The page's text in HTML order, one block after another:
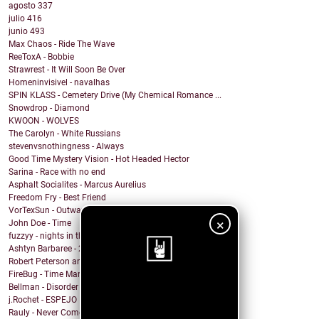
×
agosto 337
julio 416
junio 493
Max Chaos - Ride The Wave
ReeToxA - Bobbie
Strawrest - It Will Soon Be Over
Homeninvisivel - navalhas
SPIN KLASS - Cemetery Drive (My Chemical Romance ...
Snowdrop - Diamond
KWOON - WOLVES
The Carolyn - White Russians
stevenvsnothingness - Always
Good Time Mystery Vision - Hot Headed Hector
Sarina - Race with no end
Asphalt Socialites - Marcus Aurelius
Freedom Fry - Best Friend
VorTexSun - Outward Spinning
John Doe - Time
fuzzyy - nights in the basement ft. long beard
Ashtyn Barbaree - 2am Shadow (Piano Version)
Robert Peterson and The Crusade - Of All The World
FireBug - Time Marches On
Bellman - Disorder
j.Rochet - ESPEJO
Rauly - Never Come Back